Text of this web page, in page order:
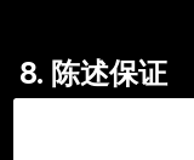
8. 陈述保证
8.1 一般陈述。除